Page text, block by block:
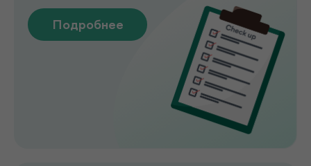
оценки состояния органов
Подробнее